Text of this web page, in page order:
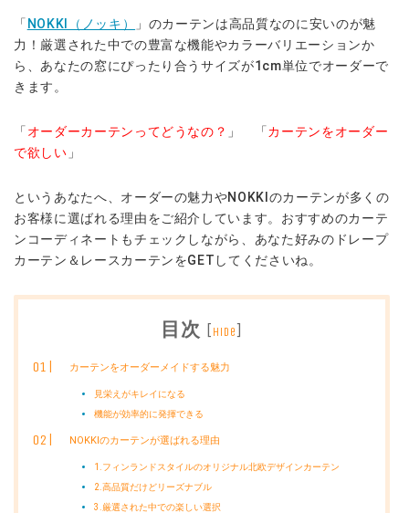
「 NOKKI（ノッキ）
」のカーテンは高品質なのに安いのが魅
力！厳選された中での豊富な機能やカラーバリエーションか
ら、あなたの窓にぴったり合うサイズが1cm単位でオーダーで
きます。
「 オーダーカーテンってどうなの？ 」 「カーテンをオーダー
で欲しい 」
というあなたへ、オーダーの魅力やNOKKIのカーテンが多くの
お客様に選ばれる理由をご紹介しています。おすすめのカーテ
ンコーディネートもチェックしながら、あなた好みのドレープ
カーテン＆レースカーテンをGETしてくださいね。
目次 [hide]
カーテンをオーダーメイドする魅力
見栄えがキレイになる
機能が効率的に発揮できる
NOKKIのカーテンが選ばれる理由
1.フィンランドスタイルのオリジナル北欧デザインカーテン
2.高品質だけどリーズナブル
3.厳選された中での楽しい選択